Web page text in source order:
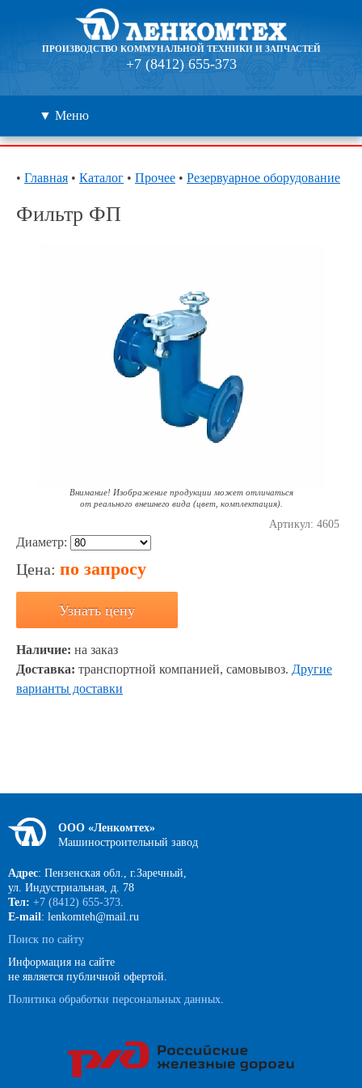
ПРОИЗВОДСТВО КОММУНАЛЬНОЙ ТЕХНИКИ И ЗАПЧАСТЕЙ
+7 (8412) 655-373
▼ Меню
• Главная • Каталог • Прочее • Резервуарное оборудование
Фильтр ФП
Внимание! Изображение продукции может отличаться
от реального внешнего вида (цвет, комплектация).
Артикул: 4605
Диаметр:
Цена: по запросу
Узнать цену
Наличие: на заказ
Доставка: транспортной компанией, самовывоз. Другие
варианты доставки
ООО «Ленкомтех»
Машиностроительный завод
Адрес: Пензенская обл., г.Заречный,
ул. Индустриальная, д. 78
Тел: +7 (8412) 655-373.
E-mail: lenkomteh@mail.ru
Поиск по сайту
Информация на сайте
не является публичной офертой.
Политика обработки персональных данных.